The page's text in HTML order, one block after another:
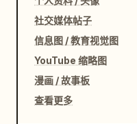
社交媒体帖子
信息图 / 教育视觉图
YouTube 缩略图
漫画 / 故事板
查看更多